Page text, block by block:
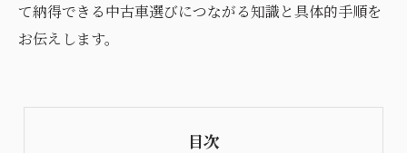
て納得できる中古車選びにつながる知識と具体的手順を
お伝えします。
目次